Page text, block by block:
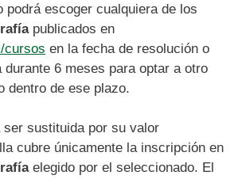
podrá escoger cualquiera de los
publicados en
cursos en la fecha de resolución o
6 meses para optar a otro
dentro de ese plazo.
ser sustituida por su valor
cubre únicamente la inscripción en
elegido por el seleccionado. El